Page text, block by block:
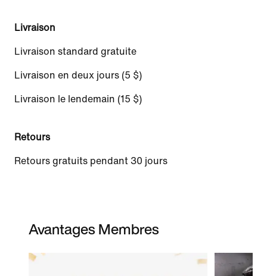
Livraison
Livraison standard gratuite
Livraison en deux jours (5 $)
Livraison le lendemain (15 $)
Retours
Retours gratuits pendant 30 jours
Avantages Membres